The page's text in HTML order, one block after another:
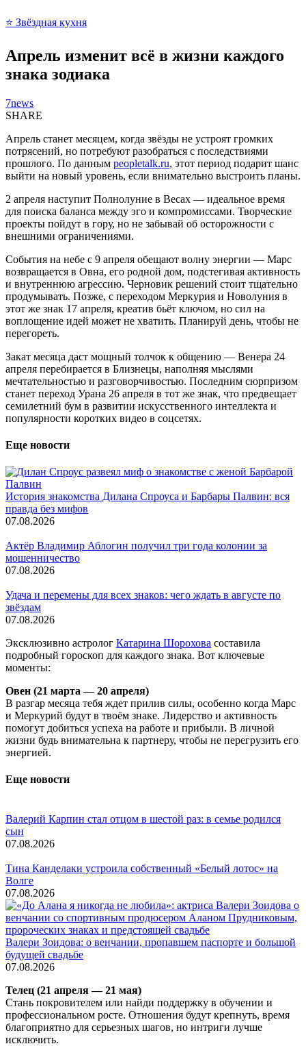
⭐ Звёздная кухня
Апрель изменит всё в жизни каждого
знака зодиака
7news
SHARE
Апрель станет месяцем, когда звёзды не устроят громких
потрясений, но потребуют разобраться с последствиями
прошлого. По данным peopletalk.ru, этот период подарит шанс
выйти на новый уровень, если внимательно выстроить планы.
2 апреля наступит Полнолуние в Весах — идеальное время
для поиска баланса между эго и компромиссами. Творческие
проекты пойдут в гору, но не забывай об осторожности с
внешними ограничениями.
События на небе с 9 апреля обещают волну энергии — Марс
возвращается в Овна, его родной дом, подстегивая активность
и внутреннюю агрессию. Черновик решений стоит тщательно
продумывать. Позже, с переходом Меркурия и Новолуния в
этот же знак 17 апреля, креатив бьёт ключом, но сил на
воплощение идей может не хватить. Планируй день, чтобы не
перегореть.
Закат месяца даст мощный толчок к общению — Венера 24
апреля перебирается в Близнецы, наполняя мыслями
мечтательностью и разговорчивостью. Последним сюрпризом
станет переход Урана 26 апреля в тот же знак, что предвещает
семилетний бум в развитии искусственного интеллекта и
популярности коротких видео в соцсетях.
Еще новости
История знакомства Дилана Спроуса и Барбары Палвин: вся
правда без мифов
07.08.2026
Актёр Владимир Аблогин получил три года колонии за
мошенничество
07.08.2026
Удача и перемены для всех знаков: чего ждать в августе по
звёздам
07.08.2026
Эксклюзивно астролог Катарина Шорохова составила
подробный гороскоп для каждого знака. Вот ключевые
моменты:
Овен (21 марта — 20 апреля)
В разгар месяца тебя ждет прилив силы, особенно когда Марс
и Меркурий будут в твоём знаке. Лидерство и активность
помогут добиться успеха на работе и прибыли. В личной
жизни будь внимательна к партнеру, чтобы не перегрузить его
энергией.
Еще новости
Валерий Карпин стал отцом в шестой раз: в семье родился
сын
07.08.2026
Тина Канделаки устроила собственный «Белый лотос» на
Волге
07.08.2026
Валери Зоидова: о венчании, пропавшем паспорте и большой
будущей свадьбе
07.08.2026
Телец (21 апреля — 21 мая)
Стань покровителем или найди поддержку в обучении и
профессиональном росте. Отношения будут крепнуть, время
благоприятно для серьезных шагов, но интриги лучше
исключить.